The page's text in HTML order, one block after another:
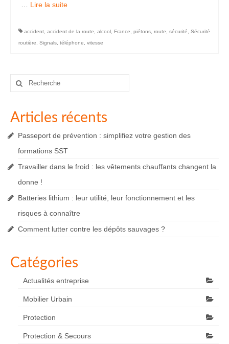
Lire la suite­­
accident accident de la route alcool France piétons route sécurité
Sécurité
routière
Signals téléphone vitesse
Rechercher
Articles récents
Passeport de prévention : simplifiez votre gestion des
formations SST
Travailler dans le froid : les vêtements chauffants changent la
donne !
Batteries lithium : leur utilité, leur fonctionnement et les
risques à connaître
Comment lutter contre les dépôts sauvages ?
Catégories
Actualités entreprise
Mobilier Urbain
Protection
Protection & Secours